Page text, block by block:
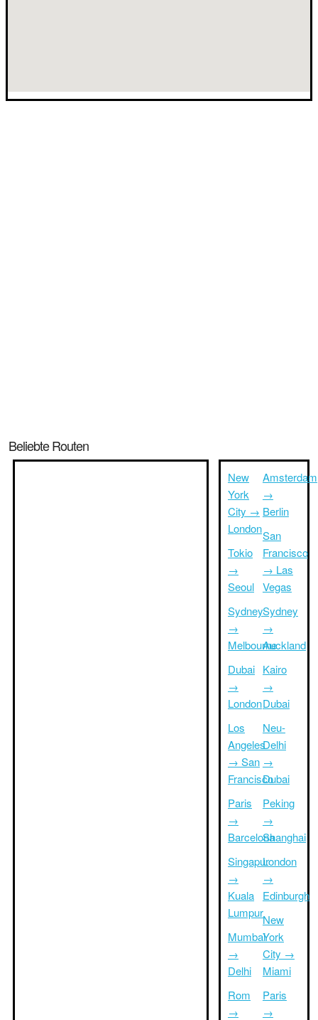
Beliebte Routen
New
York
City →
London
Tokio
→
Seoul
Sydney
→
Melbourne
Dubai
→
London
Los
Angeles
→ San
Francisco
Paris
→
Barcelona
Singapur
→
Kuala
Lumpur
Mumbai
→
Delhi
Rom
→
Amsterdam
→
Berlin
San
Francisco
→ Las
Vegas
Sydney
→
Auckland
Kairo
→
Dubai
Neu-
Delhi
→
Dubai
Peking
→
Shanghai
London
→
Edinburgh
New
York
City →
Miami
Paris
→